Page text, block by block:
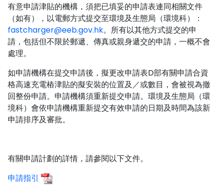
有意申請津貼的機構，須把已填妥的申請表連同相關文件
（如有），以電郵方式提交至環境及生態局（環境科）：
fastcharger@eeb.gov.hk。所有以其他方式提交的申
請，包括但不限於郵遞、傳真或親身遞交的申請，一概不會
處理。
如申請機構在提交申請後，擬更改申請表D部有關申請合資
格高速充電樁津貼的擬安裝的位置及／或數目，會被視為撤
回整份申請。申請機構須重新提交申請。環境及生態局（環
境科）會依申請機構重新提交有效申請的日期及時間為該新
申請排序及審批。
有關申請計劃的詳情，請參閱以下文件。
申請指引